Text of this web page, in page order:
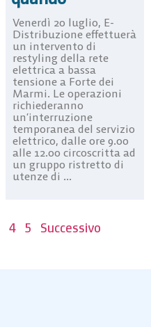
Venerdì 20 luglio, E-
Distribuzione effettuerà
un intervento di
restyling della rete
elettrica a bassa
tensione a Forte dei
Marmi. Le operazioni
richiederanno
un’interruzione
temporanea del servizio
elettrico, dalle ore 9.00
alle 12.00 circoscritta ad
un gruppo ristretto di
utenze di ...
4 5 Successivo